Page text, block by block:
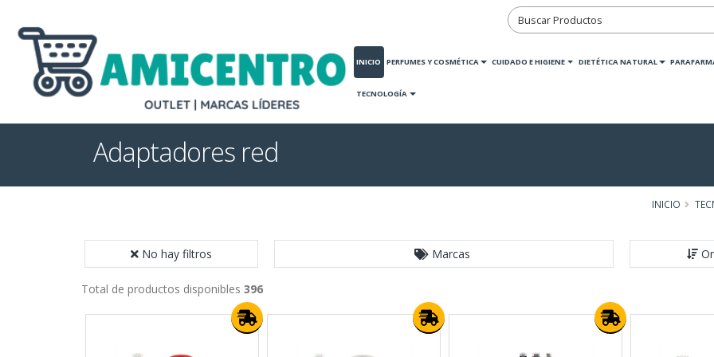
INICIO PERFUMES Y COSMÉTICA CUIDADO E HIGIENE DIETÉTICA NATURAL
TECNOLOGÍA
Adaptadores red
INICIO
No hay filtros Marcas
Total de productos disponibles 396